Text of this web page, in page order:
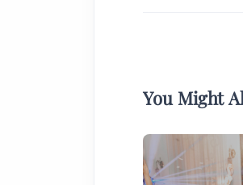
You Might